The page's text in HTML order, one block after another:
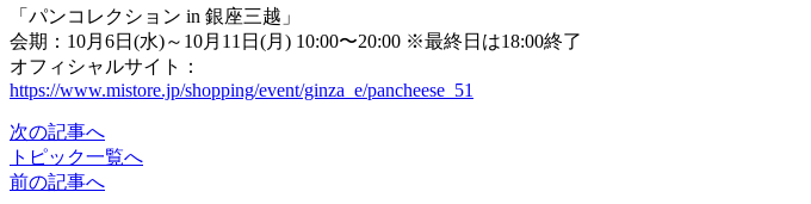
「パンコレクション in 銀座三越」
会期：10月6日(水)～10月11日(月) 10:00〜20:00 ※最終日は18:00終了
オフィシャルサイト：
https://www.mistore.jp/shopping/event/ginza_e/pancheese_51
次の記事へ
トピック一覧へ
前の記事へ